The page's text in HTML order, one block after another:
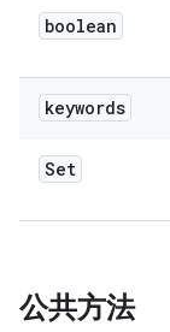
boolean
keywords
Set
公共方法